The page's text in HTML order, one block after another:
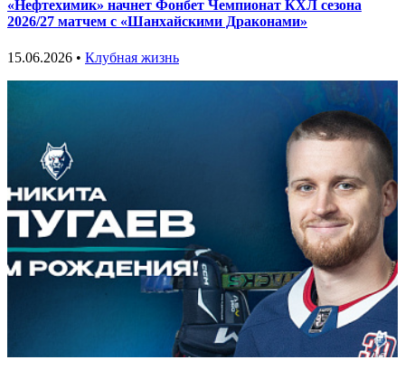
«Нефтехимик» начнет Фонбет Чемпионат КХЛ сезона
2026/27 матчем с «Шанхайскими Драконами»
15.06.2026 • Клубная жизнь